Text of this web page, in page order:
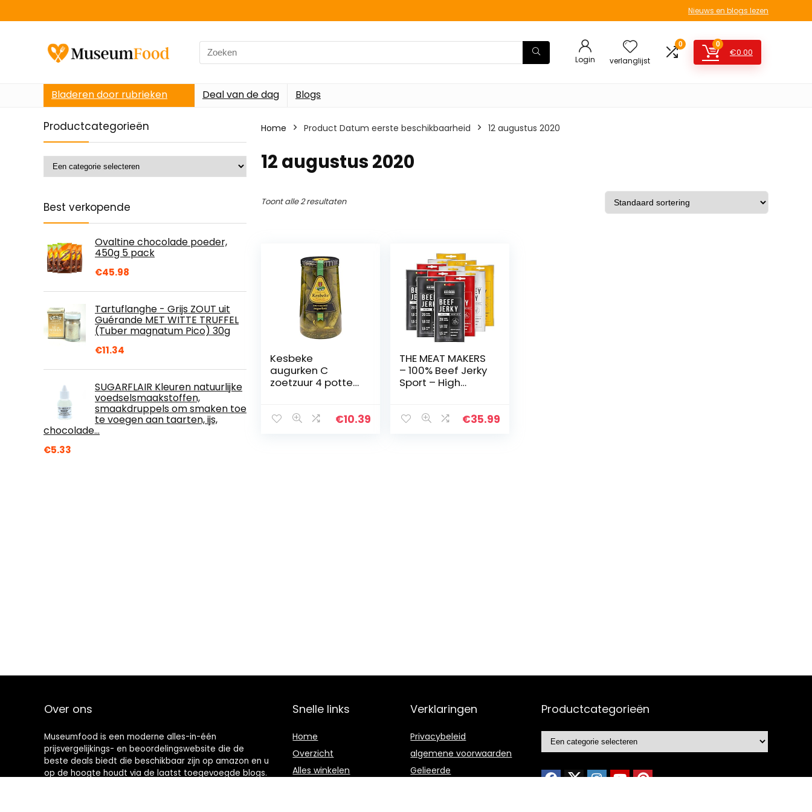
Nieuws en blogs lezen
Search
for:
Login verlanglijst
0 0
€0.00
Bladeren door rubrieken Deal van de dag Blogs
Productcategorieën
Best verkopende
Ovaltine chocolade poeder,
450g 5 pack
€45.98
Tartuflanghe - Grijs ZOUT uit
Guérande MET WITTE TRUFFEL
(Tuber magnatum Pico) 30g
€11.34
SUGARFLAIR Kleuren natuurlijke
voedselsmaakstoffen,
smaakdruppels om smaken toe
te voegen aan taarten, ijs,
chocolade…
€5.33
Home Product Datum eerste beschikbaarheid 12 augustus 2020
12 augustus 2020
Toont alle 2 resultaten
Kesbeke
augurken C
zoetzuur 4 potten
€10.39
THE MEAT MAKERS
– 100% Beef Jerky
Sport – High
Kalorienarme
€35.99
Over ons
Museumfood is een moderne alles-in-één
prijsvergelijkings- en beoordelingswebsite die de
beste deals biedt die beschikbaar zijn op amazon en u
op de hoogte houdt via de laatst toegevoegde blogs.
Snelle links
Home
Overzicht
Alles winkelen
Verklaringen
Privacybeleid
algemene voorwaarden
Gelieerde
Productcategorieën